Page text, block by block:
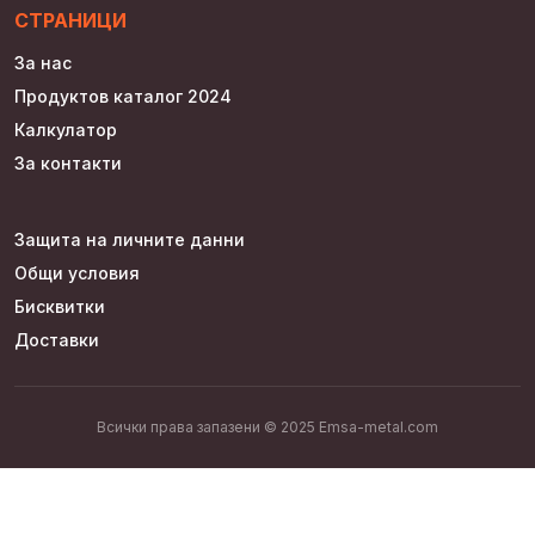
СТРАНИЦИ
За нас
Продуктов каталог 2024
Калкулатор
За контакти
Защита на личните данни
Общи условия
Бисквитки
Доставки
Всички права запазени © 2025 Emsa-metal.com